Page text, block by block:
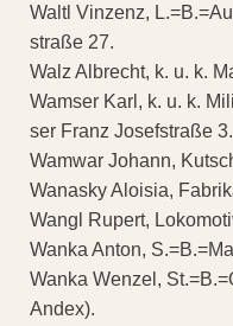
Waltl Vinzenz,
straße 27.
Walz Albrecht, k. u. k.
Wamser Karl, k. u. k.
ser Franz Josefstraße 3.
Wamwar Johann,
Wanasky Aloisia,
Wangl Rupert,
Wanka Anton,
Wanka Wenzel,
Andex).